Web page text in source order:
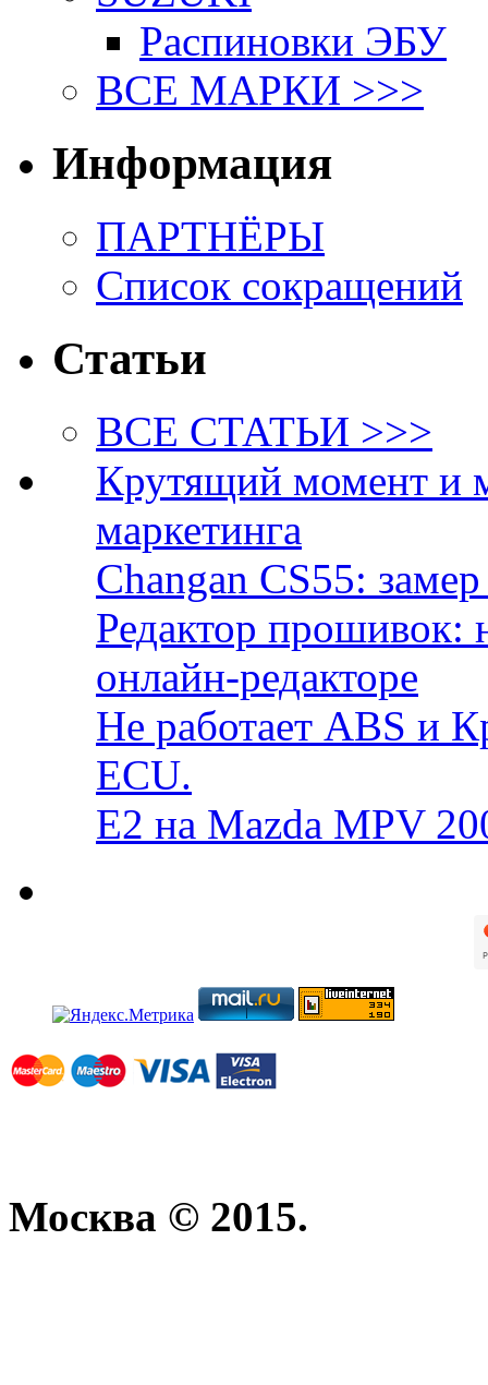
Распиновки ЭБУ
ВСЕ МАРКИ >>>
Информация
ПАРТНЁРЫ
Список сокращений
Статьи
ВСЕ СТАТЬИ >>>
Крутящий момент и
маркетинга
Changan CS55:
Редактор прошивок:
онлайн-редакторе
Не работает ABS и
ECU.
E2 на Mazda MPV
Москва © 2015.